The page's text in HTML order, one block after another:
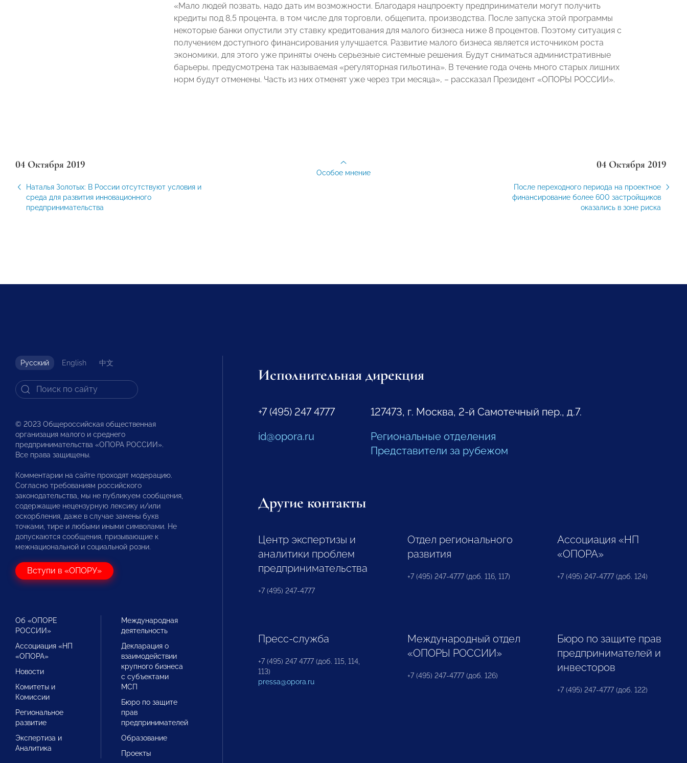
«Мало людей позвать, надо дать им возможности. Благодаря нацпроекту предприниматели могут получить
кредиты под 8,5 процента, в том числе для торговли, общепита, производства. После запуска этой программы
некоторые банки опустили эту ставку кредитования для малого бизнеса ниже 8 процентов. Поэтому ситуация с
получением доступного финансирования улучшается. Развитие малого бизнеса является источником роста
экономики, для этого уже приняты очень серьезные системные решения. Будут сниматься административные
барьеры, предусмотрена так называемая «регуляторная гильотина». В течение года очень много старых лишних
норм будут отменены. Часть из них отменят уже через три месяца», – рассказал Президент «ОПОРЫ РОССИИ».
04 Октября 2019
Наталья Золотых: В России отсутствуют условия и
среда для развития инновационного
предпринимательства
04 Октября 2019
После переходного периода на проектное
финансирование более 600 застройщиков
оказались в зоне риска
Особое мнение
Русский English 中文
© 2023 Общероссийская общественная
организация малого и среднего
предпринимательства «ОПОРА РОССИИ».
Все права защищены.
Комментарии на сайте проходят модерацию.
Согласно требованиям российского
законодательства, мы не публикуем сообщения,
содержащие нецензурную лексику и/или
оскорбления, даже в случае замены букв
точками, тире и любыми иными символами. Не
допускаются сообщения, призывающие к
межнациональной и социальной розни.
Вступи в «ОПОРУ»
Об «ОПОРЕ
РОССИИ»
Ассоциация «НП
«ОПОРА»
Новости
Комитеты и
Комиссии
Региональное
развитие
Экспертиза и
Аналитика
Международная
деятельность
Декларация о
взаимодействии
крупного бизнеса
с субъектами
МСП
Бюро по защите
прав
предпринимателей
Образование
Проекты
Исполнительная дирекция
+7 (495) 247 4777
id@opora.ru
127473, г. Москва, 2-й Самотечный пер., д.7.
Региональные отделения
Представители за рубежом
Другие контакты
Центр экспертизы и
аналитики проблем
предпринимательства
+7 (495) 247-4777
Отдел регионального
развития
+7 (495) 247-4777 (доб. 116, 117)
Ассоциация «НП
«ОПОРА»
+7 (495) 247-4777 (доб. 124)
Пресс-служба
+7 (495) 247 4777 (доб. 115, 114,
113)
pressa@opora.ru
Международный отдел
«ОПОРЫ РОССИИ»
+7 (495) 247-4777 (доб. 126)
Бюро по защите прав
предпринимателей и
инвесторов
+7 (495) 247-4777 (доб. 122)